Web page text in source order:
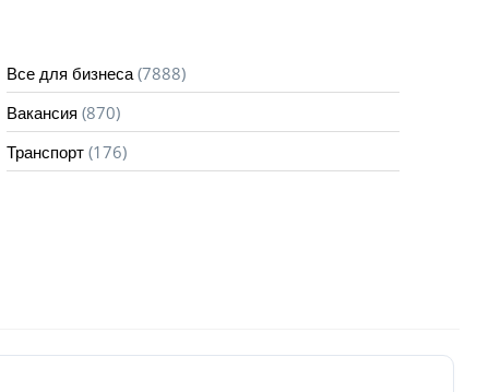
Все для бизнеса (7888)
Вакансия (870)
Транспорт (176)